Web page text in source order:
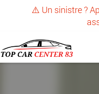
⚠️ Un sinistre ?